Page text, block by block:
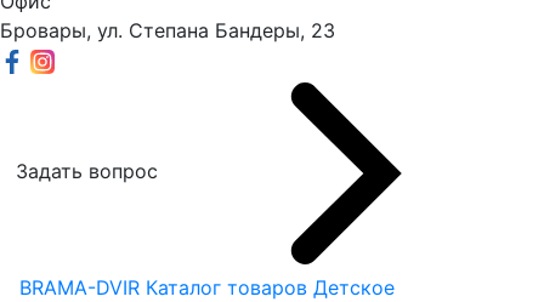
Бровары, ул. Степана Бандеры, 23
Задать вопрос
BRAMA-DVIR Каталог товаров Детское